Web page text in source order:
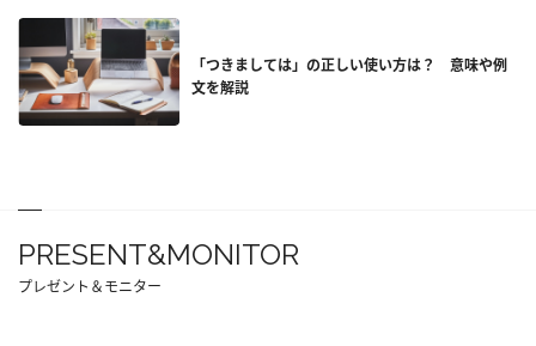
「つきましては」の正しい使い方は？ 意味や例
文を解説
PRESENT&MONITOR
プレゼント＆モニター